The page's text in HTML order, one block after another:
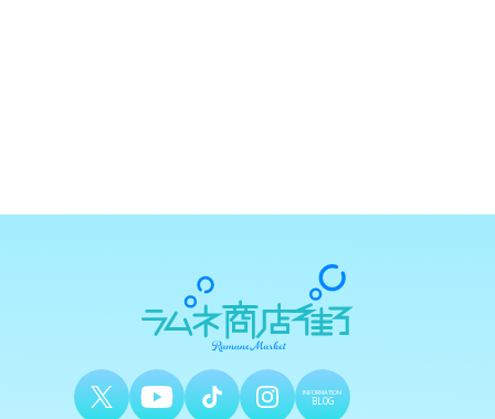
INFORMATION
BLOG